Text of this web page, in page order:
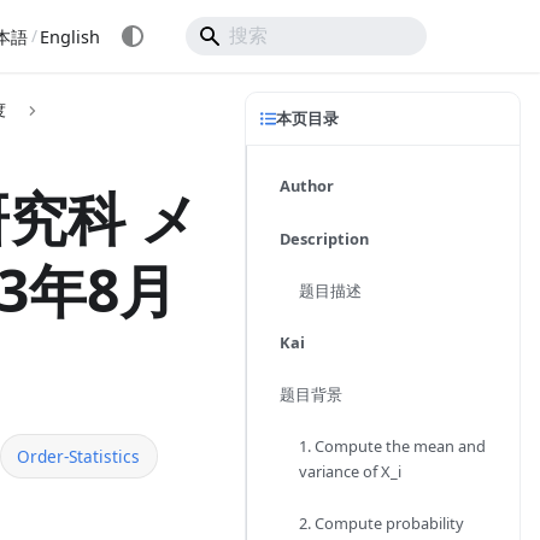
語/English
科 メ
年8月
Order-Statistics
本页目录
Author
Description
题目描述
Kai
题目背景
1. Compute the mean and
variance of X_i
2. Compute probability